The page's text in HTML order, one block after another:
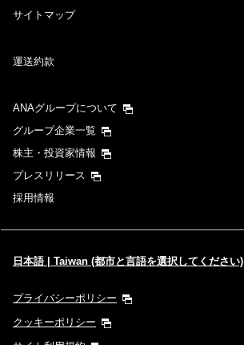
サイトマップ
運送約款
ANAグループについて
グループ企業一覧
株主・投資家情報
プレスリリース
採用情報
日本語 | Taiwan (都市と言語を選択してください)
プライバシーポリシー
クッキーポリシー